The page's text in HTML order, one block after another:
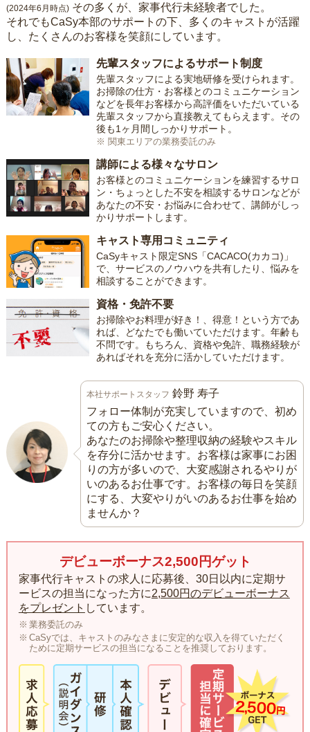
(2024年6月時点) その多くが、家事代行未経験者でした。
それでもCaSy本部のサポートの下、多くのキャストが活躍
し、たくさんのお客様を笑顔にしています。
先輩スタッフによるサポート制度
先輩スタッフによる実地研修を受けられます。
お掃除の仕方・お客様とのコミュニケーション
などを長年お客様から高評価をいただいている
先輩スタッフから直接教えてもらえます。その
後も1ヶ月間しっかりサポート。
※ 関東エリアの業務委託のみ
講師による様々なサロン
お客様とのコミュニケーションを練習するサロ
ン・ちょっとした不安を相談するサロンなどが
あなたの不安・お悩みに合わせて、講師がしっ
かりサポートします。
キャスト専用コミュニティ
CaSyキャスト限定SNS「CACACO(カカコ)」
で、サービスのノウハウを共有したり、悩みを
相談することができます。
資格・免許不要
お掃除やお料理が好き！、得意！という方であ
れば、どなたでも働いていただけます。年齢も
不問です。もちろん、資格や免許、職務経験が
あればそれを充分に活かしていただけます。
本社サポートスタッフ 鈴野 寿子
フォロー体制が充実していますので、初め
ての方もご安心ください。
あなたのお掃除や整理収納の経験やスキル
を存分に活かせます。お客様は家事にお困
りの方が多いので、大変感謝されるやりが
いのあるお仕事です。お客様の毎日を笑顔
にする、大変やりがいのあるお仕事を始め
ませんか？
デビューボーナス2,500円ゲット
家事代行キャストの求人に応募後、30日以内に定期サ
ービスの担当になった方に2,500円のデビューボーナス
をプレゼント しています。
業務委託のみ
CaSyでは、キャストのみなさまに安定的な収入を得ていただく
ために定期サービスの担当になることを推奨しております。